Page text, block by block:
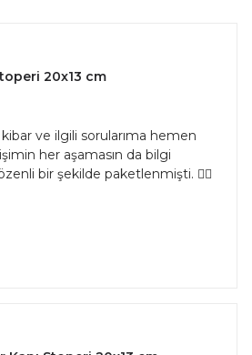
20x13 cm
kibar ve ilgili sorularıma hemen
her aşamasın da bilgi
bir şekilde paketlenmişti. 👌🏻